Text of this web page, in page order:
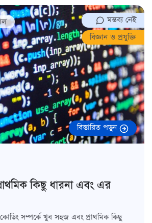
মন্তব্য নেই
বিজ্ঞান ও প্রযুক্তি
বিস্তারিত পড়ুন
কিছু ধারনা এবং এর
সম্পর্কে খুব সহজ এবং প্রাথমিক কিছু